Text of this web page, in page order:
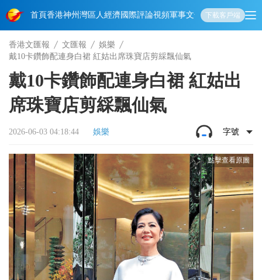
首頁香港神州 灣區人經濟國際評論視頻軍事文化 娛樂生活教育體
下載客戶端
香港文匯報 文匯報
娛樂
戴10卡鑽飾配連身白裙 紅姑出席珠寶店剪綵飄仙氣
戴10卡鑽飾配連身白裙 紅姑出
席珠寶店剪綵飄仙氣
2026-06-03 04:18:44 娛樂 字號